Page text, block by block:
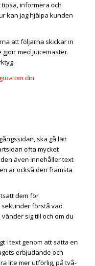
informera och
kan jag hjälpa kunden
att följarna skickar in
med Juicemaster.
om din
ska gå lätt
ofta mycket
även innehåller text
är också den främsta
dem för
förstå vad
sig till och om du
i text genom att sätta en
erbjudande och
lite mer utförlig, på två-